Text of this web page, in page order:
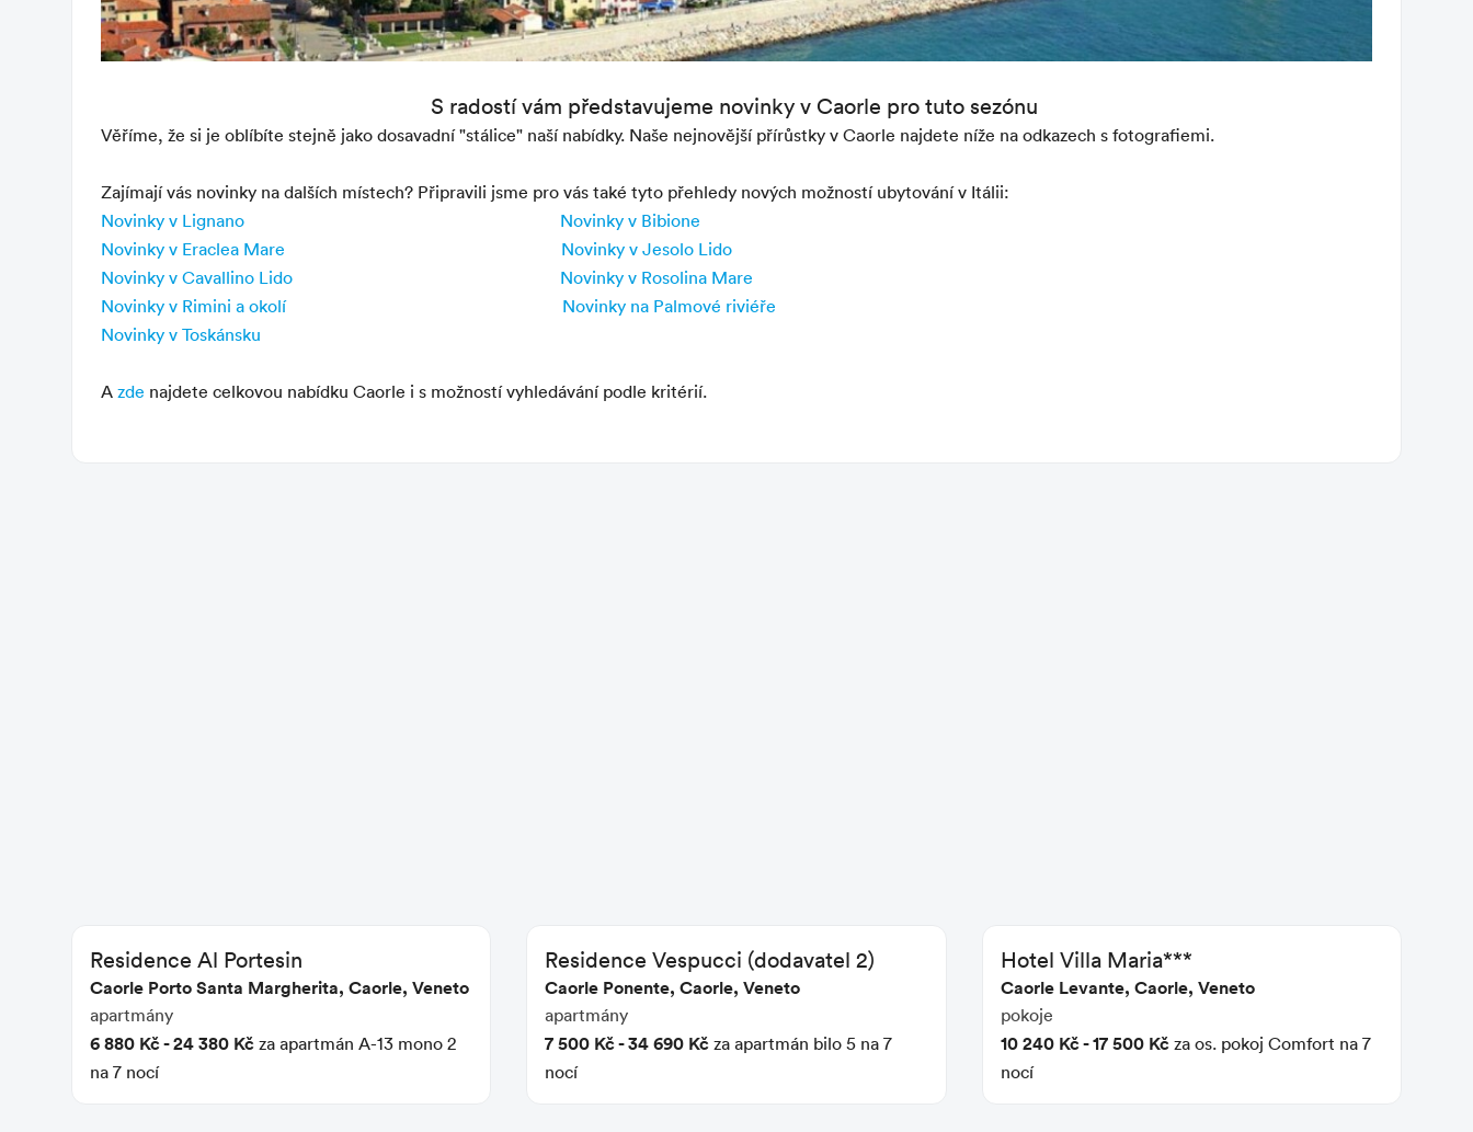
S radostí vám představujeme novinky v Caorle pro tuto sezónu
Věříme, že si je oblíbíte stejně jako dosavadní "stálice" naší nabídky. Naše nejnovější přírůstky v Caorle najdete níže na odkazech s fotografiemi.
Zajímají vás novinky na dalších místech? Připravili jsme pro vás také tyto přehledy nových možností ubytování v Itálii:
Novinky v Lignano
Novinky v Bibione
Novinky v Eraclea Mare
Novinky v Jesolo Lido
Novinky v Cavallino Lido
Novinky v Rosolina Mare
Novinky v Rimini a okolí
Novinky na Palmové riviéře
Novinky v Toskánsku
A zde najdete celkovou nabídku Caorle i s možností vyhledávání podle kritérií.
Residence Al Portesin
Caorle Porto Santa Margherita, Caorle, Veneto
apartmány
6 880 Kč - 24 380 Kč za apartmán A-13 mono 2
na 7 nocí
Residence Vespucci (dodavatel 2)
Caorle Ponente, Caorle, Veneto
apartmány
7 500 Kč - 34 690 Kč za apartmán bilo 5 na 7
nocí
Hotel Villa Maria***
Caorle Levante, Caorle, Veneto
pokoje
10 240 Kč - 17 500 Kčza os. pokoj Comfort na 7
nocí